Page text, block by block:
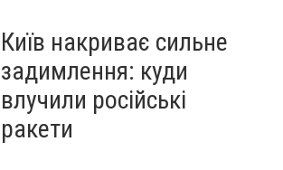
Київ накриває сильне
задимлення: куди
влучили російські
ракети